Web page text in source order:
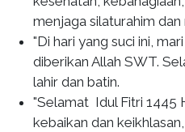
menjaga silaturahim
"Di hari yang suci ini,
diberikan Allah SWT.
lahir dan batin.
"Selamat Idul Fitri 1445
kebaikan dan